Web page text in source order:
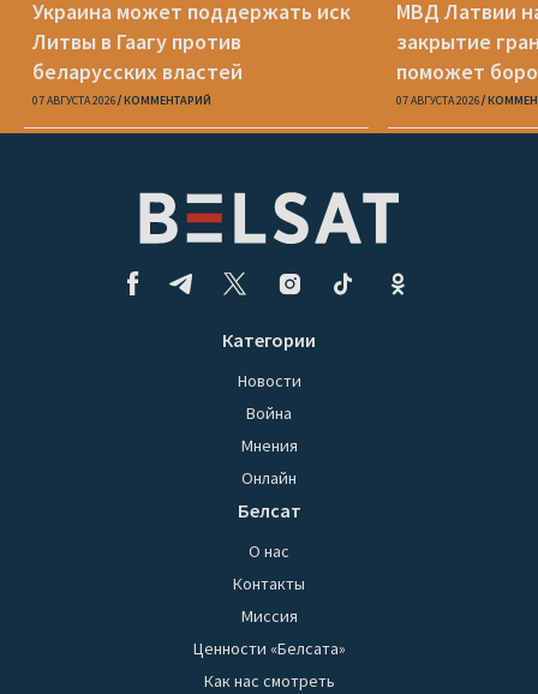
Украина может поддержать иск
Литвы в Гаагу против
беларусских властей
07 АВГУСТА 2026 КОММЕНТАРИЙ
МВД Латвии
закрытие
поможет
07 АВГУСТА 2026
Категории
Новости
Война
Мнения
Онлайн
Белсат
О нас
Контакты
Миссия
Ценности «Белсата»
Как нас смотреть